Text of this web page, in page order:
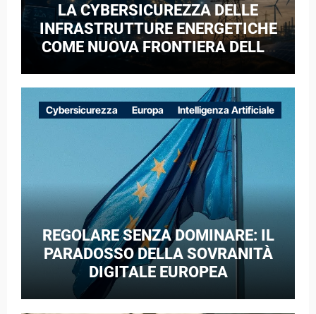
LA CYBERSICUREZZA DELLE
INFRASTRUTTURE ENERGETICHE
COME NUOVA FRONTIERA DELLA
CASO DELLE RETI ELETTRICHE
EUROPEE NEL CONTESTO DELLA
GUERRA IBRIDA
Cybersicurezza Europa Intelligenza Artificiale
REGOLARE SENZA DOMINARE: IL
PARADOSSO DELLA SOVRANITÀ
DIGITALE EUROPEA